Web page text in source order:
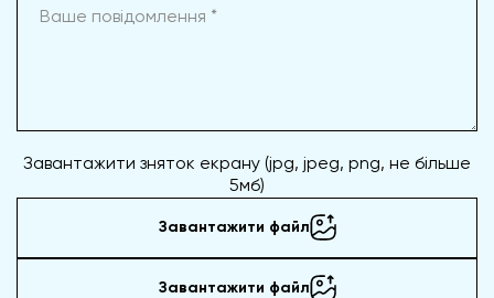
Завантажити зняток екрану (jpg, jpeg, png, не більше
5мб)
Завантажити файл
Завантажити файл